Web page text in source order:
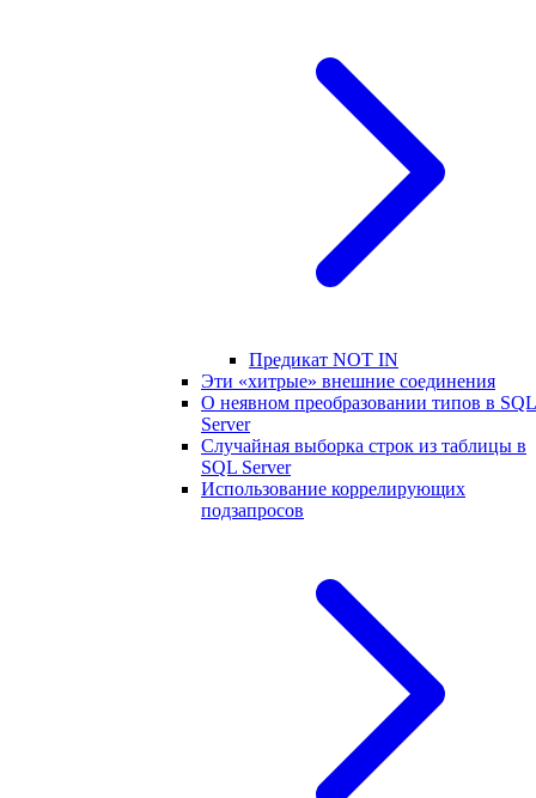
Предикат NOT IN
Эти «хитрые» внешние соединения
О неявном преобразовании типов в SQL
Server
Случайная выборка строк из таблицы в
SQL Server
Использование коррелирующих
подзапросов